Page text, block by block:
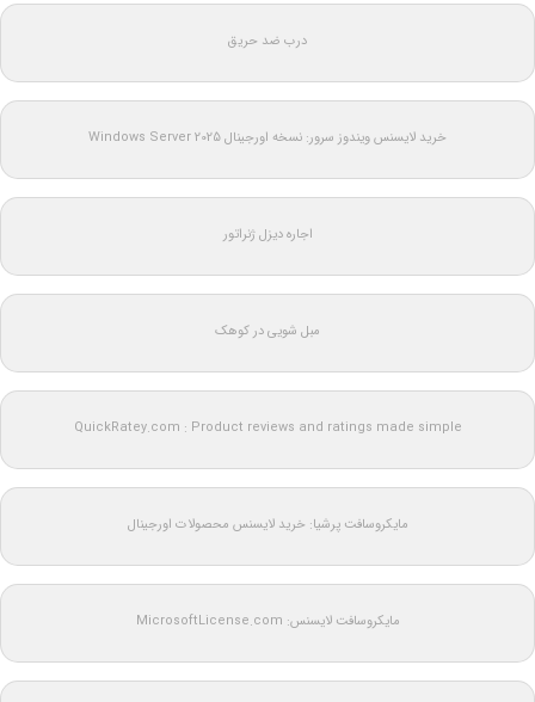
درب ضد حریق
خرید لایسنس ویندوز سرور: نسخه اورجینال Windows Server 2025
اجاره دیزل ژنراتور
مبل شویی در کوهک
QuickRatey.com : Product reviews and ratings made simple
مایکروسافت پرشیا: خرید لایسنس محصولات اورجینال
مایکروسافت لایسنس: MicrosoftLicense.com